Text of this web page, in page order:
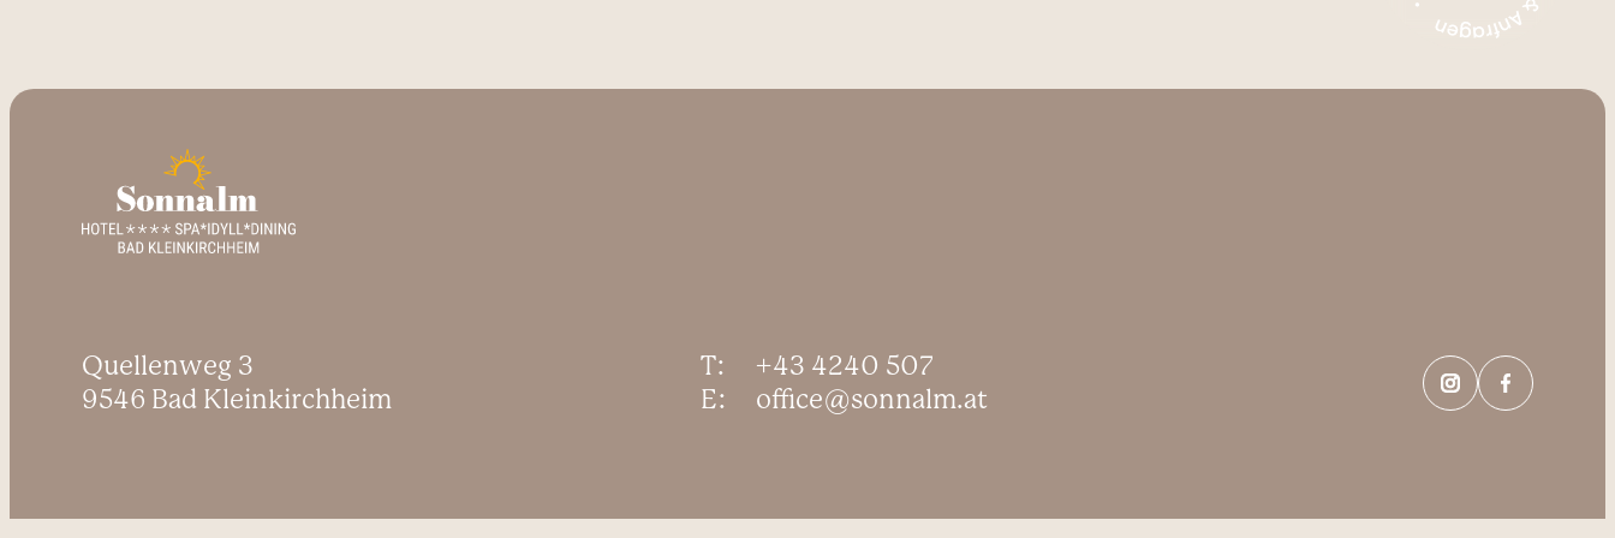
Quellenweg 3
9546 Bad Kleinkirchheim
T:
+43 4240 507
E:
office@sonnalm.at